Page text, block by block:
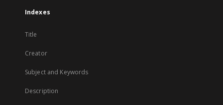
Indexes
Title
Creator
Subject and Keywords
Description